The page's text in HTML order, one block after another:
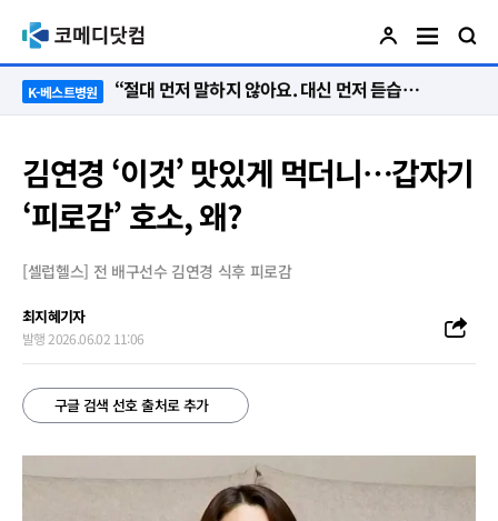
K-베스트병원 “절대 먼저 말하지 않아요. 대신 먼저 듣습니다”
김연경 ‘이것’ 맛있게 먹더니…갑자기
‘피로감’ 호소, 왜?
[셀럽헬스] 전 배구선수 김연경 식후 피로감
최지혜기자
발행 2026.06.02 11:06
구글 검색 선호 출처로 추가